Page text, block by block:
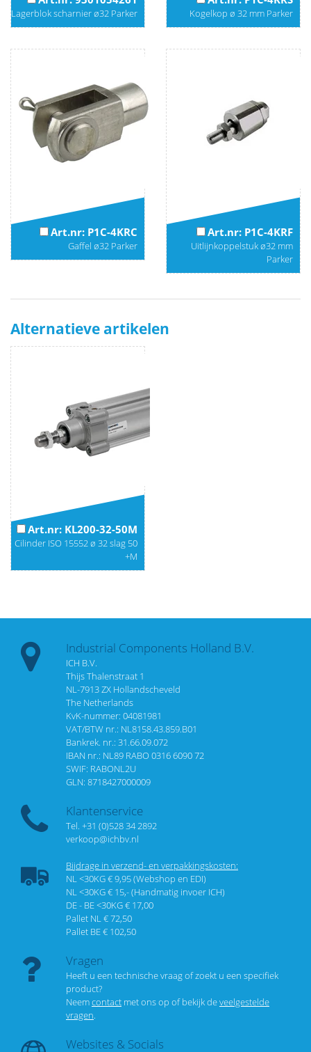
Lagerblok scharnier ø32 Parker Kogelkop ø 32 mm Parker
Art.nr: P1C-4KRC
Gaffel ø32 Parker
Art.nr: P1C-4KRF
Uitlijnkoppelstuk ø32 mm
Parker
Alternatieve artikelen
Art.nr: KL200-32-50M
Cilinder ISO 15552 ø 32 slag 50
+M
Industrial Components Holland B.V.
ICH B.V.
Thijs Thalenstraat 1
NL-7913 ZX Hollandscheveld
The Netherlands
KvK-nummer: 04081981
VAT/BTW nr.: NL8158.43.859.B01
Bankrek. nr.: 31.66.09.072
IBAN nr.: NL89 RABO 0316 6090 72
SWIF: RABONL2U
GLN: 8718427000009
Klantenservice
Tel. +31 (0)528 34 2892
verkoop@ichbv.nl
Bijdrage in verzend- en verpakkingskosten:
NL <30KG € 9,95 (Webshop en EDI)
NL <30KG € 15,- (Handmatig invoer ICH)
DE - BE <30KG € 17,00
Pallet NL € 72,50
Pallet BE € 102,50
Vragen
Heeft u een technische vraag of zoekt u een specifiek
product?
Neemcontact met ons op of bekijk deveelgestelde
vragen.
Websites & Socials